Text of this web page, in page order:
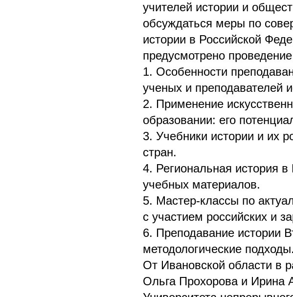
учителей истории и
обсуждаться меры по
истории в Российской
предусмотрено
1. Особенности
ученых и преподавателей
2. Применение
образовании: его
3. Учебники истории и их
стран.
4. Региональная история в
учебных материалов.
5. Мастер-классы по
с участием российских и
6. Преподавание истории
методологические подходы.
От Ивановской области в
Ольга Прохорова и Ирина